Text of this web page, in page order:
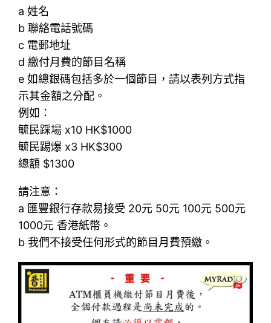
a 姓名
b 聯絡電話號碼
c 電郵地址
d 繳付月費的節目名稱
e 如總銀碼包括多於一個節目，請以表列方式指
示其金額之分配。
例如：
毓民踩場 x10 HK$1000
毓民踢爆 x3 HK$300
總額 $1300
請注意：
a 匯豐銀行存款易接受 20元 50元 100元 500元
1000元 香港紙幣。
b 我們不接受任何形式的節目月費預繳。